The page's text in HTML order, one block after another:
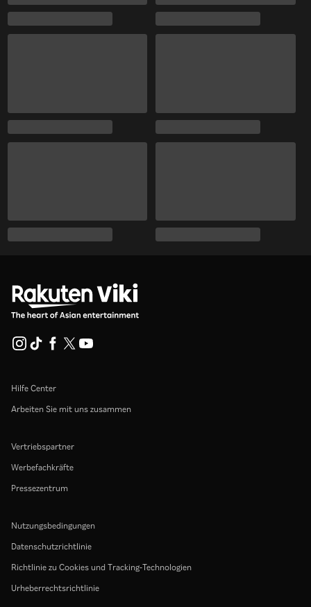
Hilfe Center
Arbeiten Sie mit uns zusammen
Vertriebspartner
Werbefachkräfte
Pressezentrum
Nutzungsbedingungen
Datenschutzrichtlinie
Richtlinie zu Cookies und Tracking-Technologien
Urheberrechtsrichtlinie